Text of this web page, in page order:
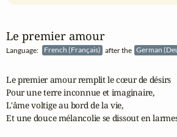
Le premier amour
Language: French (Français) after the German
Le premier amour remplit le cœur de désirs
Pour une terre inconnue et imaginaire,
L'âme voltige au bord de la vie,
Et une douce mélancolie se dissout en